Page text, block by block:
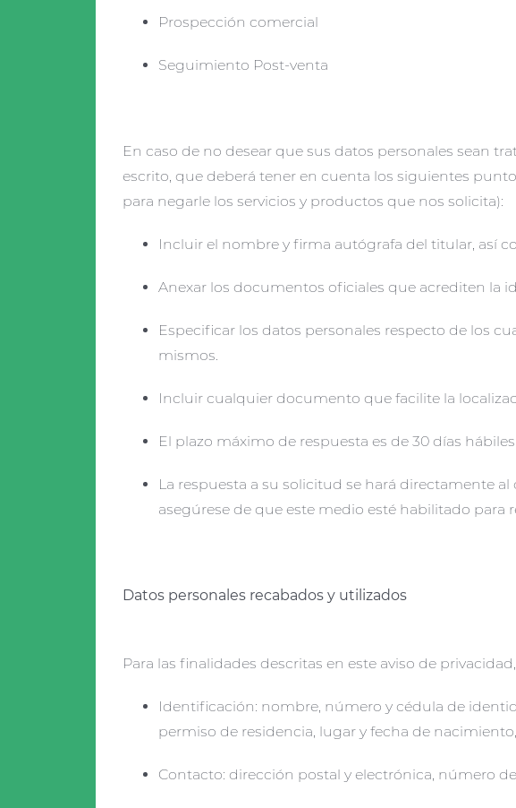
Prospección comercial
Seguimiento Post-venta
En caso de no desear que sus datos personales sean
escrito, que deberá tener en cuenta los siguientes
para negarle los servicios y productos que nos solicita):
Incluir el nombre y firma autógrafa del titular, así
Anexar los documentos oficiales que acrediten la
Especificar los datos personales respecto de los
mismos.
Incluir cualquier documento que facilite la
El plazo máximo de respuesta es de 30 días
La respuesta a su solicitud se hará directamente
asegúrese de que este medio esté habilitado para
Datos personales recabados y utilizados
Para las finalidades descritas en este aviso de
Identificación: nombre, número y cédula de
permiso de residencia, lugar y fecha de
Contacto: dirección postal y electrónica, número